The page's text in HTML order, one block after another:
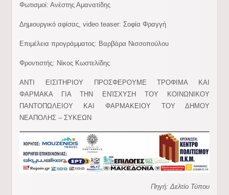
Φωτισμοί: Ανέστης Αμανατίδης
Δημιουργικό αφίσας, video teaser: Σοφία Φραγγή
Επιμέλεια προγράμματος: Βαρβάρα Νισσοπούλου
Φροντιστής: Νίκος Κωστελίδης
ΑΝΤΙ ΕΙΣΙΤΗΡΙΟΥ ΠΡΟΣΦΕΡΟΥΜΕ ΤΡΟΦΙΜΑ ΚΑΙ
ΦΑΡΜΑΚΑ ΓΙΑ ΤΗΝ ΕΝΊΣΧΥΣΗ ΤΟΥ ΚΟΙΝΩΝΙΚΟΥ
ΠΑΝΤΟΠΩΛΕΙΟΥ ΚΑΙ ΦΑΡΜΑΚΕΙΟΥ ΤΟΥ ΔΗΜΟΥ
ΝΕΑΠΟΛΗΣ – ΣΥΚΕΩΝ
Πηγή: Δελτίο Τύπου